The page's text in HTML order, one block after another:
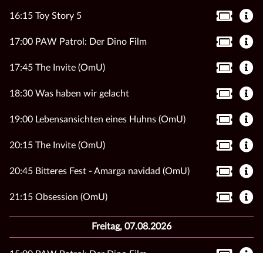
16:15 Toy Story 5
17:00 PAW Patrol: Der Dino Film
17:45 The Invite (OmU)
18:30 Was haben wir gelacht
19:00 Lebensansichten eines Huhns (OmU)
20:15 The Invite (OmU)
20:45 Bitteres Fest - Amarga navidad (OmU)
21:15 Obsession (OmU)
Freitag, 07.08.2026